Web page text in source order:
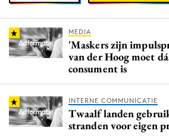
Reputatie & crisis
MEDIA
'Maskers zijn
van der Hoog moet
consument is
INTERNE COMMUNICATIE
Twaalf landen
stranden voor eigen